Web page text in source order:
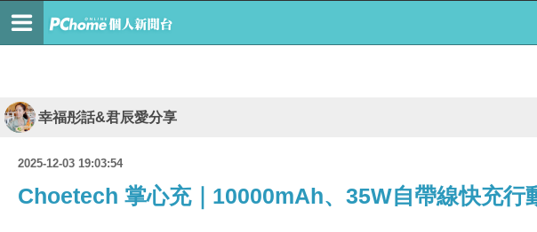
幸福彤話&君辰愛分享
2025-12-03 19:03:54
Choetech 掌心充｜10000mAh、35W自帶線快充